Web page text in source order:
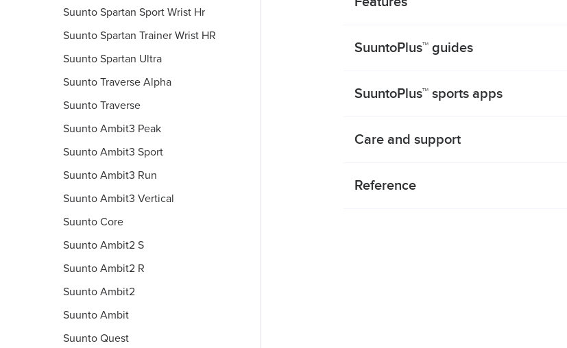
Suunto Spartan Sport Wrist Hr
Suunto Spartan Trainer Wrist HR
Suunto Spartan Ultra
Suunto Traverse Alpha
Suunto Traverse
Suunto Ambit3 Peak
Suunto Ambit3 Sport
Suunto Ambit3 Run
Suunto Ambit3 Vertical
Suunto Core
Suunto Ambit2 S
Suunto Ambit2 R
Suunto Ambit2
Suunto Ambit
Suunto Quest
SuuntoPlus™ guides
SuuntoPlus™ sports apps
Care and support
Reference